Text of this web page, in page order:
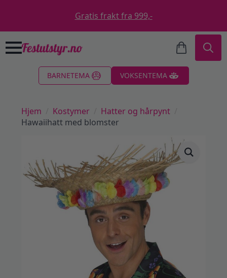
Gratis frakt fra 999,-
BARNETEMA VOKSENTEMA
Hjem Kostymer
Hatter og hårpynt
Hawaiihatt med blomster